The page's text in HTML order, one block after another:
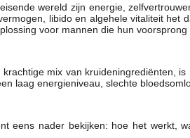
wereld zijn energie,
libido en algehele vitaliteit
voor mannen die hun
krachtige mix van kruideningrediënten,
laag energieniveau, slechte
eens nader bekijken: hoe het werkt,